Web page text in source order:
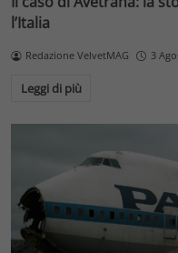
l’Italia
Redazione VelvetMAG 3
Leggi di più